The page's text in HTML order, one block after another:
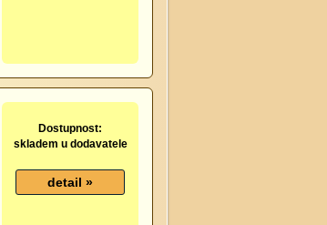
Dostupnost:
skladem u dodavatele